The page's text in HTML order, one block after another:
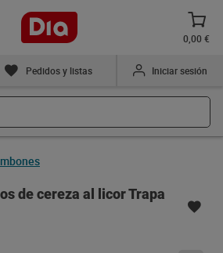
0,00 €
Pedidos y listas Iniciar sesión
de cereza al licor Trapa